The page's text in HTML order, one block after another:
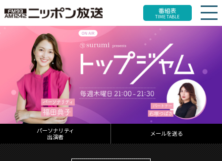
番組表
TIME TABLE
パーソナリティ
出演者
メールを送る